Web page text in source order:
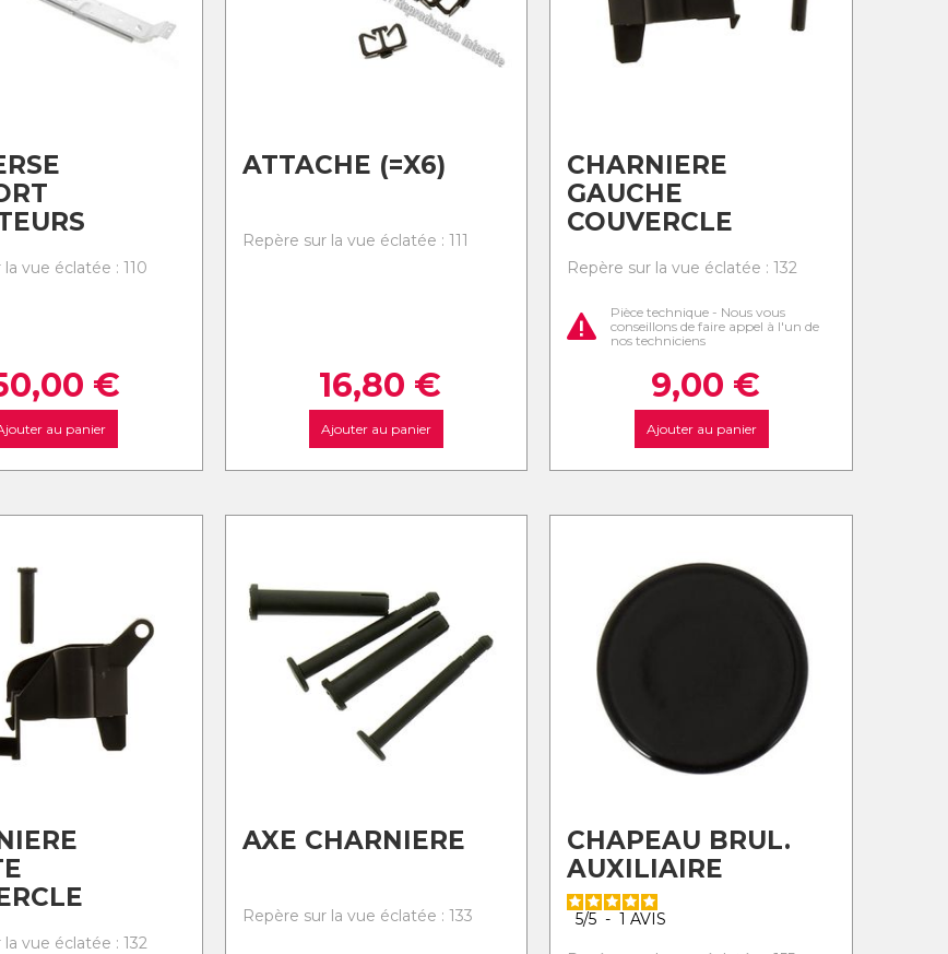
vue éclatée : 110
€
au panier
ATTACHE (=X6)
Repère sur la vue éclatée : 111
16,80 €
Ajouter au panier
CHARNIERE
GAUCHE
COUVERCLE
Repère sur la vue éclatée : 132
Pièce technique - Nous vous
conseillons de faire appel à l'un de
nos techniciens
9,00 €
Ajouter au panier
la vue éclatée : 132
AXE CHARNIERE
Repère sur la vue éclatée : 133
CHAPEAU BRUL.
AUXILIAIRE
5/5 - 1AVIS